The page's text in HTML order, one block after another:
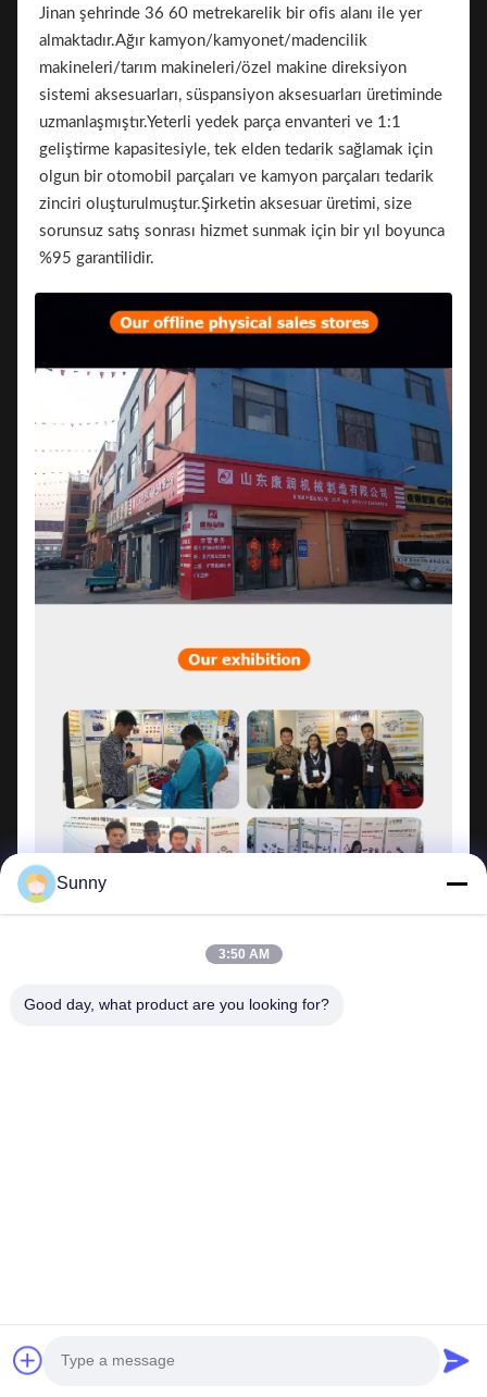
Jinan şehrinde 36 60 metrekarelik bir ofis alanı ile yer
almaktadır.Ağır kamyon/kamyonet/madencilik
makineleri/tarım makineleri/özel makine direksiyon
sistemi aksesuarları, süspansiyon aksesuarları üretiminde
uzmanlaşmıştır.Yeterli yedek parça envanteri ve 1:1
geliştirme kapasitesiyle, tek elden tedarik sağlamak için
olgun bir otomobil parçaları ve kamyon parçaları tedarik
zinciri oluşturulmuştur.Şirketin aksesuar üretimi, size
sorunsuz satış sonrası hizmet sunmak için bir yıl boyunca
%95 garantilidir.
Sunny
3:50 AM
Good day, what product are you looking for?